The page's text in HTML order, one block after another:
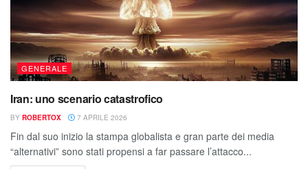
GENERALE
Iran: uno scenario catastrofico
BY ROBERTOX 7 APRILE 2026
Fin dal suo inizio la stampa globalista e gran parte dei media
“alternativi” sono stati propensi a far passare l’attacco...